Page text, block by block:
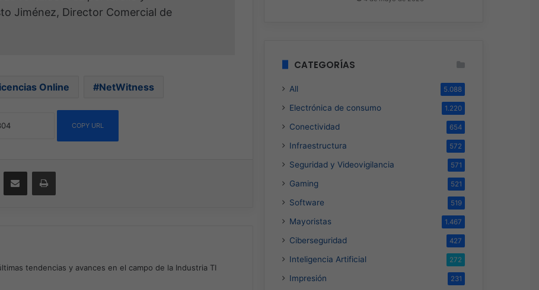
Jiménez, Director Comercial de
Online NetWitness
COPY URL
Compartir por correo electrónicoImprimir
tendencias y avances en el campo de la Industria TI
CATEGORÍAS
All 5.088
Electrónica de consumo 1.220
Conectividad 654
Infraestructura 572
Seguridad y Videovigilancia 571
Gaming 521
Software 519
Mayoristas 1.467
Ciberseguridad 427
Inteligencia Artificial 272
Impresión 231